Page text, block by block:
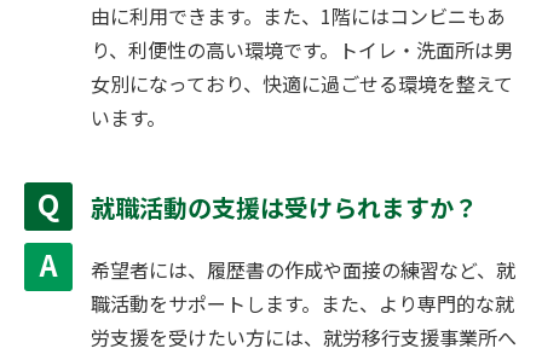
由に利用できます。また、1階にはコンビニもあ
り、利便性の高い環境です。トイレ・洗面所は男
女別になっており、快適に過ごせる環境を整えて
います。
就職活動の支援は受けられますか？
希望者には、履歴書の作成や面接の練習など、就
職活動をサポートします。また、より専門的な就
労支援を受けたい方には、就労移行支援事業所へ